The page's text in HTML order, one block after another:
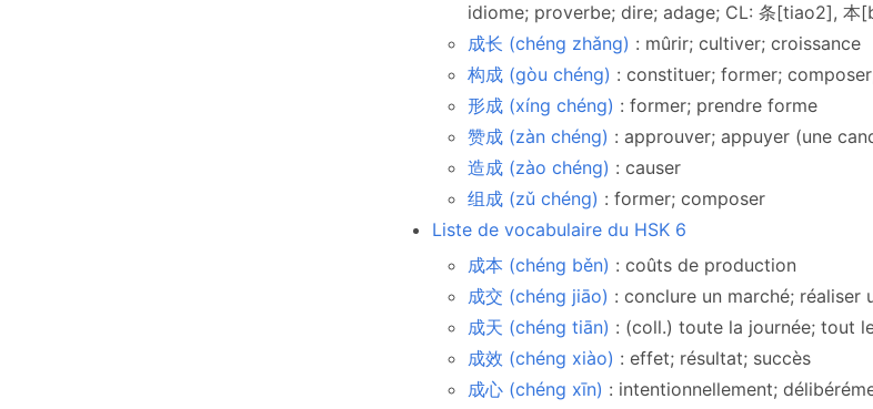
idiome; proverbe; dire; adage; CL: 条[tiao2], 本
成长 (chéng zhǎng) : mûrir; cultiver; croissance
构成 (gòu chéng) : constituer; former;
形成 (xíng chéng) : former; prendre forme
赞成 (zàn chéng) : approuver; appuyer (une
造成 (zào chéng) : causer
组成 (zǔ chéng) : former; composer
Liste de vocabulaire du HSK 6
成本 (chéng běn) : coûts de production
成交 (chéng jiāo) : conclure un marché; réaliser
成天 (chéng tiān) : (coll.) toute la journée; tout
成效 (chéng xiào) : effet; résultat; succès
成心 (chéng xīn) : intentionnellement;